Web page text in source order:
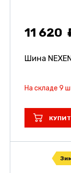
11 620
Шина
На складе 9